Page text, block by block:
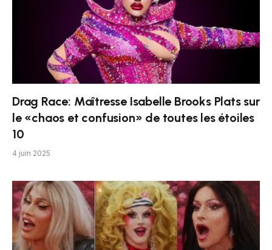
Drag Race: Maîtresse Isabelle Brooks Plats sur
le «chaos et confusion» de toutes les étoiles
10
4 juin 2025